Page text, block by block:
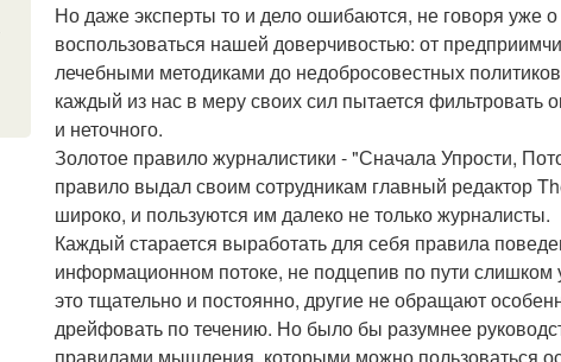
Но даже эксперты то и дело ошибаются, не говоря уже
воспользоваться нашей доверчивостью: от
лечебными методиками до недобросовестных
каждый из нас в меру своих сил пытается
и неточного.
Золотое правило журналистики - "Сначала Упрости,
правило выдал своим сотрудникам главный редактор
широко, и пользуются им далеко не только журналисты.
Каждый старается выработать для себя правила
информационном потоке, не подцепив по пути
это тщательно и постоянно, другие не обращают
дрейфовать по течению. Но было бы разумнее